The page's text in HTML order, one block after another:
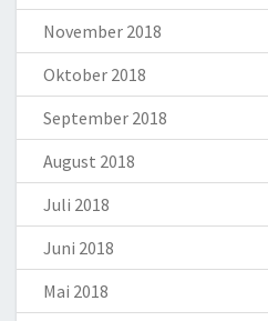
November 2018
Oktober 2018
September 2018
August 2018
Juli 2018
Juni 2018
Mai 2018